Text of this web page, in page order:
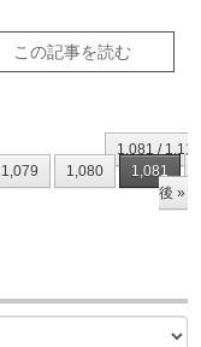
この記事を読む
1,081 / 1,119
1,079 1,080 1,081
後 »